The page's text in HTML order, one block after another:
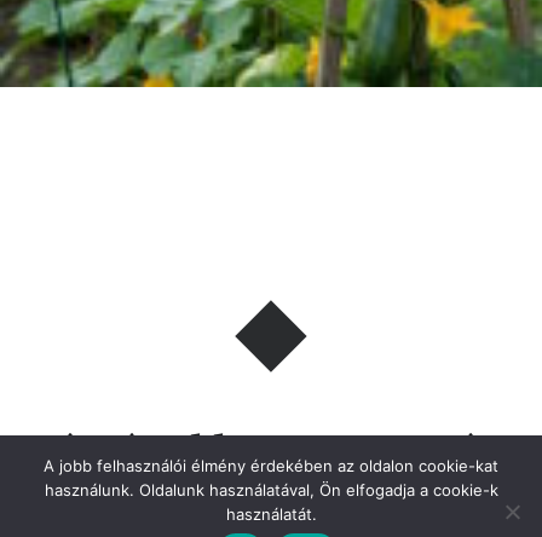
Kúszó cukkini termesztése
és gondozása
A jobb felhasználói élmény érdekében az oldalon cookie-kat
használunk. Oldalunk használatával, Ön elfogadja a cookie-k
használatát.